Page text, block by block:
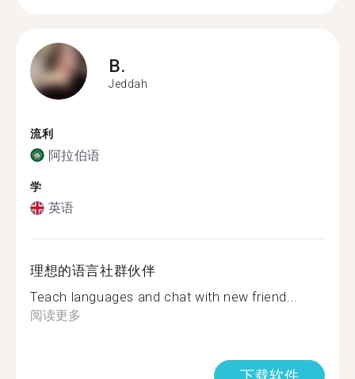
B.
Jeddah
流利
阿拉伯语
学
英语
理想的语言社群伙伴
Teach languages and chat with new friend...
阅读更多
下载软件